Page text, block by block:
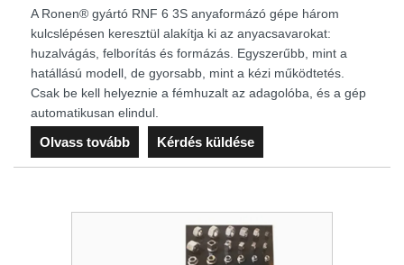
A Ronen® gyártó RNF 6 3S anyaformázó gépe három
kulcslépésen keresztül alakítja ki az anyacsavarokat:
huzalvágás, felborítás és formázás. Egyszerűbb, mint a
hatállású modell, de gyorsabb, mint a kézi működtetés.
Csak be kell helyeznie a fémhuzalt az adagolóba, és a gép
automatikusan elindul.
Olvass tovább Kérdés küldése